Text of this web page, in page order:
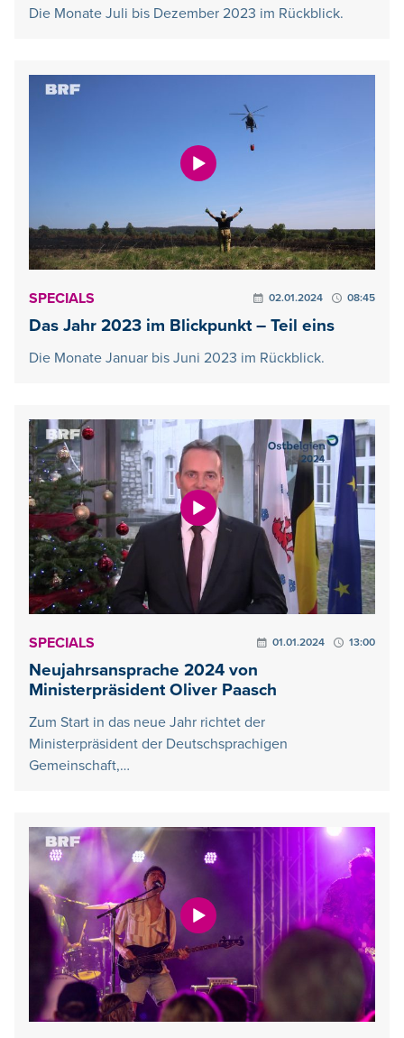
Die Monate Juli bis Dezember 2023 im Rückblick.
SPECIALS 02.01.2024 08:45
Das Jahr 2023 im Blickpunkt – Teil eins
Die Monate Januar bis Juni 2023 im Rückblick.
SPECIALS 01.01.2024 13:00
Neujahrsansprache 2024 von
Ministerpräsident Oliver Paasch
Zum Start in das neue Jahr richtet der
Ministerpräsident der Deutschsprachigen
Gemeinschaft,…